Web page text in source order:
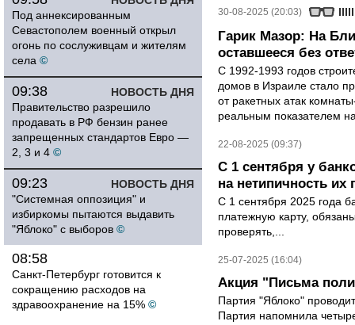
Под аннексированным
Севастополем военный открыл
огонь по сослуживцам и жителям
села ©
НОВОСТЬ ДНЯ
09:38
Правительство разрешило
продавать в РФ бензин ранее
запрещенных стандартов Евро —
2, 3 и 4 ©
НОВОСТЬ ДНЯ
09:23
"Системная оппозиция" и
избиркомы пытаются выдавить
"Яблоко" с выборов ©
08:58
Санкт-Петербург готовится к
сокращению расходов на
здравоохранение на 15% ©
30-08-2025 (20:03)
Гарик Мазор: На
оставшееся без
С 1992-1993 годов
домов в Израиле стало
от ракетных атак
реальным показателем
22-08-2025 (09:37)
С 1 сентября у
на нетипичность их
С 1 сентября 2025 года
платежную карту,
проверять,...
25-07-2025 (16:04)
Акция "Письма
Партия "Яблоко"
Партия напомнила